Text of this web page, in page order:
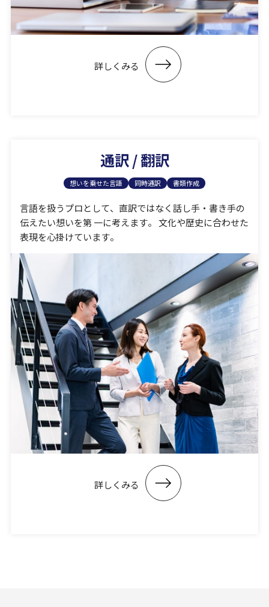
詳しくみる
通訳 / 翻訳
想いを乗せた言語 同時通訳 書類作成
⾔語を扱うプロとして、直訳ではなく話し⼿・書き⼿の
伝えたい想いを第 ⼀に考えます。 ⽂化や歴史に合わせた
表現を⼼掛けています。
詳しくみる